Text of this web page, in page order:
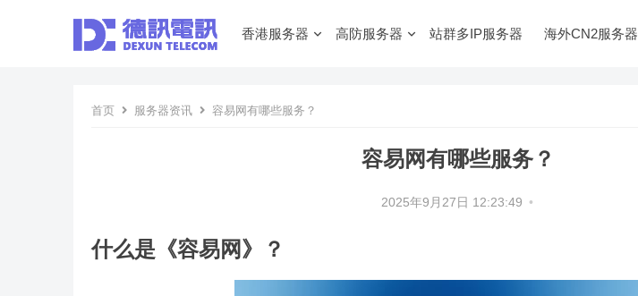
香港服务器 高防服务器 站群多IP服务器 海外CN2服务器
首页 服务器资讯 容易网有哪些服务？
容易网有哪些服务？
2025年9月27日 12:23:49 •
什么是《容易网》？